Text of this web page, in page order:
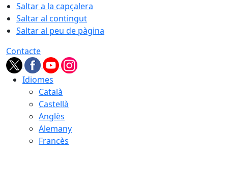
Saltar a la capçalera
Saltar al contingut
Saltar al peu de pàgina
Contacte
Idiomes
Català
Castellà
Anglès
Alemany
Francès